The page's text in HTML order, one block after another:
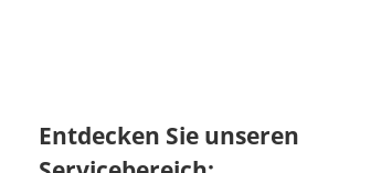
Entdecken Sie unseren